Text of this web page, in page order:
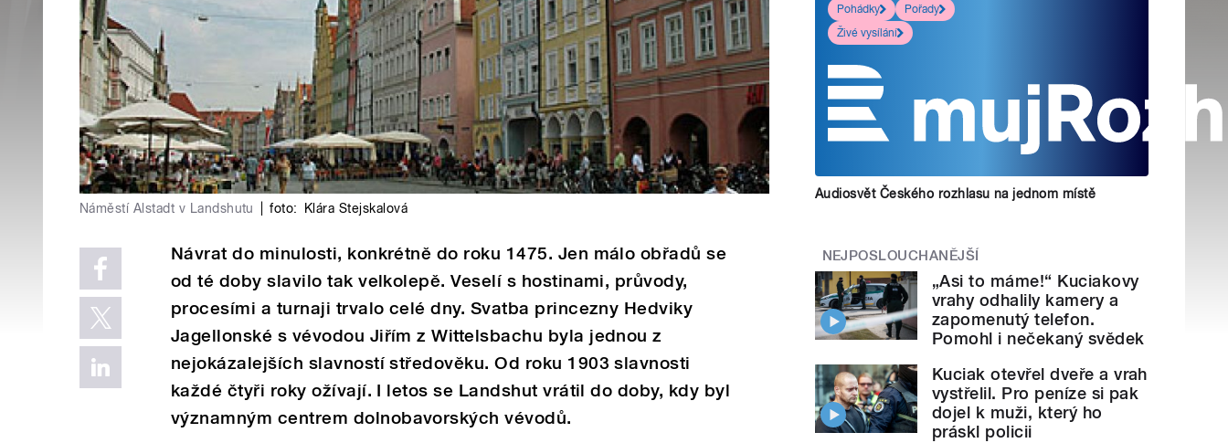
Náměstí Alstadt v Landshutu foto: Klára Stejskalová
Návrat do minulosti, konkrétně do roku 1475. Jen málo obřadů se
od té doby slavilo tak velkolepě. Veselí s hostinami, průvody,
procesími a turnaji trvalo celé dny. Svatba princezny Hedviky
Jagellonské s vévodou Jiřím z Wittelsbachu byla jednou z
nejokázalejších slavností středověku. Od roku 1903 slavnosti
každé čtyři roky ožívají. I letos se Landshut vrátil do doby, kdy byl
významným centrem dolnobavorských vévodů.
Pohádky
Pořady
Živé vysílání
Audiosvět Českého rozhlasu na jednom místě
NEJPOSLOUCHANĚJŠÍ
„Asi to máme!“ Kuciakovy
vrahy odhalily kamery a
zapomenutý telefon.
Pomohl i nečekaný svědek
Kuciak otevřel dveře a vrah
vystřelil. Pro peníze si pak
dojel k muži, který ho
práskl policii